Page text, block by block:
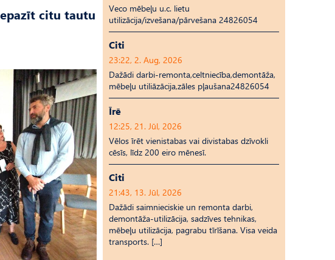
citu tautu
Veco mēbeļu u.c. lietu
utilizācija/izvešana/pārvešana 24826054
Citi
23:22, 2. Aug, 2026
Dažādi darbi-remonta,celtniecība,demontāža,
mēbeļu utiliāzācija,zāles pļaušana24826054
Īrē
12:25, 21. Jūl, 2026
Vēlos īrēt vienistabas vai divistabas dzīvokli
cēsīs, līdz 200 eiro mēnesī.
Citi
21:43, 13. Jūl, 2026
Dažādi saimnieciskie un remonta darbi,
demontāža-utilizācija, sadzīves tehnikas,
mēbeļu utilizācija, pagrabu tīrīšana. Visa veida
transports. […]